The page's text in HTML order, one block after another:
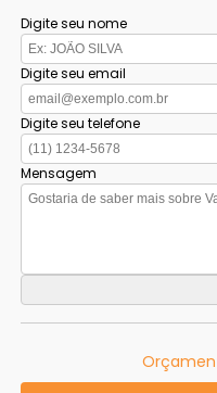
Digite seu nome
Digite seu email
Digite seu telefone
Mensagem